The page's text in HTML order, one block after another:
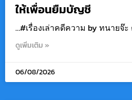
ให้เพื่อนยืมบัญชี
…#เรื่องเล่าคดีความ by ทนายจ๊
ดูเพิ่มเติม »
06/08/2026